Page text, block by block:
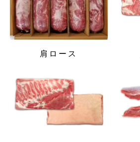
肩ロース